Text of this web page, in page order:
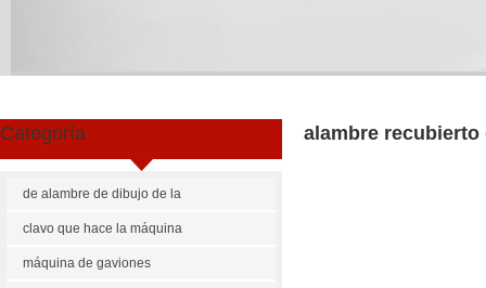
Categoría
de alambre de dibujo de la
máquina
clavo que hace la máquina
máquina de gaviones
alambre